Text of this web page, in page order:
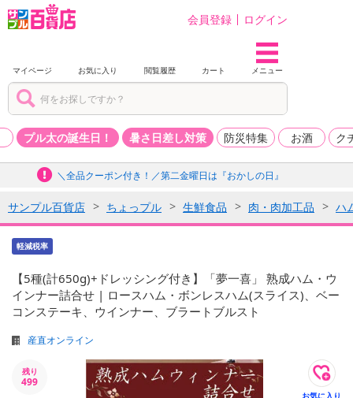
会員登録 ログイン
マイページ お気に入り 閲覧履歴 カート メニュー
プル太の誕生日！ 暑さ日差し対策 防災特集 お酒 ク
＼全品クーポン付き！／第二金曜日は『おかしの日』
サンプル百貨店 ちょっプル 生鮮食品 肉・肉加工品 ハ
軽減税率
【5種(計650g)+ドレッシング付き】「夢一喜」 熟成ハム・ウ
インナー詰合せ | ロースハム・ボンレスハム(スライス)、ベー
コンステーキ、ウインナー、ブラートブルスト
産直オンライン
残り
499